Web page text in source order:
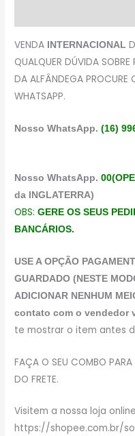
VENDA INTERNACIONAL
QUALQUER DÚVIDA
DA ALFÂNDEGA PROCURE
WHATSAPP.
Nosso WhatsApp.(16)
Nosso WhatsApp.
da INGLATERRA)
OBS:GERE OS SEUS
BANCÁRIOS.
USE A OPÇÃO
GUARDADO (NESTE
ADICIONAR NENHUM
contato com o vendedor
te mostrar o item antes
FAÇA O SEU COMBO PARA
DO FRETE.
Visitem a nossa loja
https://shopee.com.br/